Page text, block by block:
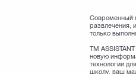
Современный
развлечения,
только
TM
новую
технологии
школу, ваш